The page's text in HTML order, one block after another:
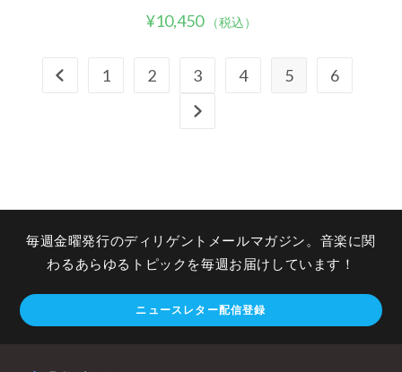
¥10,450 （税込）
1 2 3 4 5 6
毎週金曜発行のディリゲントメールマガジン。音楽に関
わるあらゆるトピックを毎週お届けしています！
ニュースレター配信登録